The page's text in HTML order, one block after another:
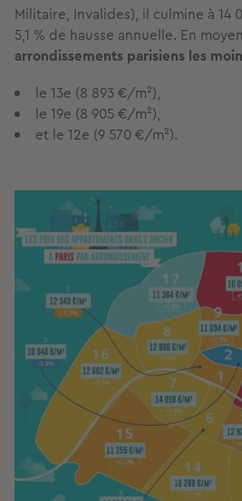
Militaire, Invalides), il culmine à 14
5,1 % de hausse annuelle. En
arrondissements parisiens les
le 13e (8 893 €/m²),
le 19e (8 905 €/m²),
et le 12e (9 570 €/m²).